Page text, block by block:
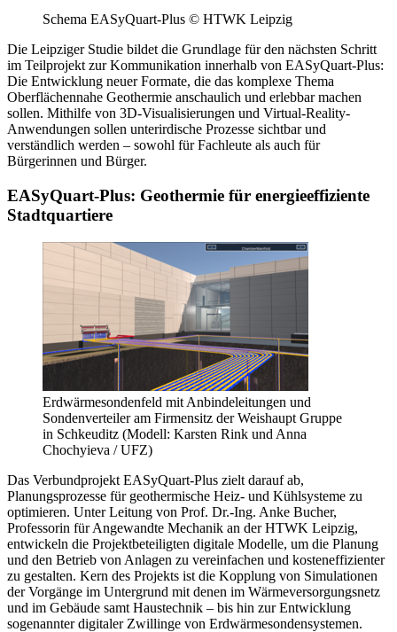
Schema EASyQuart-Plus © HTWK Leipzig
Die Leipziger Studie bildet die Grundlage für den nächsten Schritt
im Teilprojekt zur Kommunikation innerhalb von EASyQuart-Plus:
Die Entwicklung neuer Formate, die das komplexe Thema
Oberflächennahe Geothermie anschaulich und erlebbar machen
sollen. Mithilfe von 3D-Visualisierungen und Virtual-Reality-
Anwendungen sollen unterirdische Prozesse sichtbar und
verständlich werden – sowohl für Fachleute als auch für
Bürgerinnen und Bürger.
EASyQuart-Plus: Geothermie für energieeffiziente
Stadtquartiere
Erdwärmesondenfeld mit Anbindeleitungen und
Sondenverteiler am Firmensitz der Weishaupt Gruppe
in Schkeuditz (Modell: Karsten Rink und Anna
Chochyieva / UFZ)
Das Verbundprojekt EASyQuart-Plus zielt darauf ab,
Planungsprozesse für geothermische Heiz- und Kühlsysteme zu
optimieren. Unter Leitung von Prof. Dr.-Ing. Anke Bucher,
Professorin für Angewandte Mechanik an der HTWK Leipzig,
entwickeln die Projektbeteiligten digitale Modelle, um die Planung
und den Betrieb von Anlagen zu vereinfachen und kosteneffizienter
zu gestalten. Kern des Projekts ist die Kopplung von Simulationen
der Vorgänge im Untergrund mit denen im Wärmeversorgungsnetz
und im Gebäude samt Haustechnik – bis hin zur Entwicklung
sogenannter digitaler Zwillinge von Erdwärmesondensystemen.